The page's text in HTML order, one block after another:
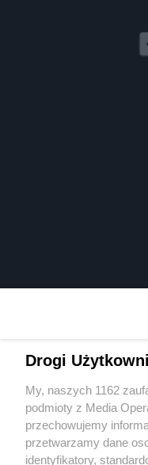
Wydawca mediów
Drogi
My, naszych 1162
podmioty z Media
przechowujemy
przetwarzamy dane
identyfikatory,